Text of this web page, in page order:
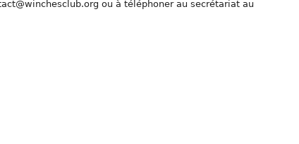
ou à téléphoner au secrétariat au